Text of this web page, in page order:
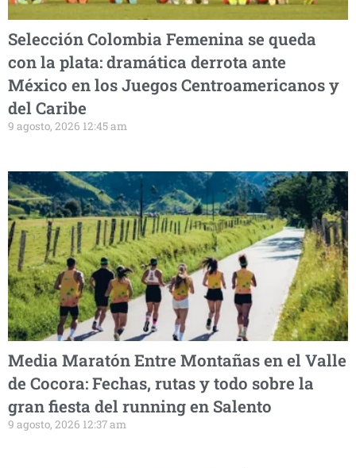
Selección Colombia Femenina se queda
con la plata: dramática derrota ante
México en los Juegos Centroamericanos y
del Caribe
9 agosto, 2026 12:45 am
Media Maratón Entre Montañas en el Valle
de Cocora: Fechas, rutas y todo sobre la
gran fiesta del running en Salento
9 agosto, 2026 12:37 am